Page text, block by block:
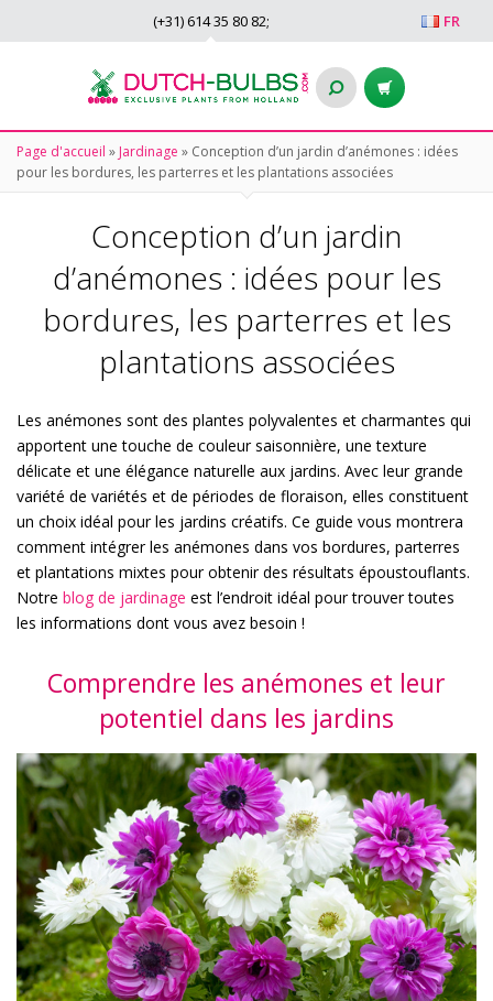
FR
(+31) 614 35 80 82;
Page d'accueil » Jardinage » Conception d’un jardin d’anémones : idées
pour les bordures, les parterres et les plantations associées
Conception d’un jardin
d’anémones : idées pour les
bordures, les parterres et les
plantations associées
Les anémones sont des plantes polyvalentes et charmantes qui
apportent une touche de couleur saisonnière, une texture
délicate et une élégance naturelle aux jardins. Avec leur grande
variété de variétés et de périodes de floraison, elles constituent
un choix idéal pour les jardins créatifs. Ce guide vous montrera
comment intégrer les anémones dans vos bordures, parterres
et plantations mixtes pour obtenir des résultats époustouflants.
Notre blog de jardinage est l’endroit idéal pour trouver toutes
les informations dont vous avez besoin !
Comprendre les anémones et leur
potentiel dans les jardins